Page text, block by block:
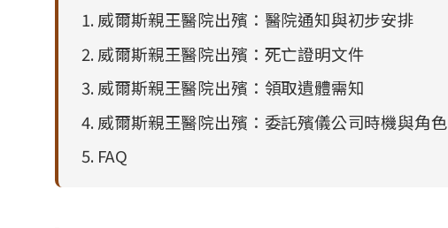
威爾斯親王醫院出殯：醫院通知與初步安排
威爾斯親王醫院出殯：死亡證明文件
威爾斯親王醫院出殯：領取遺體需知
威爾斯親王醫院出殯：委託殯儀公司時機與角色
FAQ